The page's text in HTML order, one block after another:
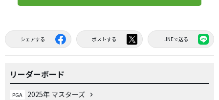
シェアする ポストする LINEで送る
リーダーボード
PGA 2025年 マスターズ